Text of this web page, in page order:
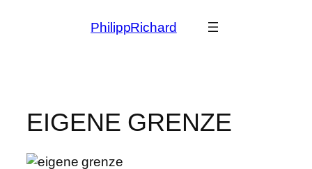
PhilippRichard
EIGENE GRENZE